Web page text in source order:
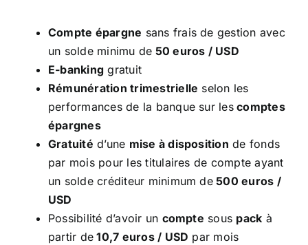
Compte épargne sans frais de gestion avec
un solde minimu de 50 euros / USD
E-banking gratuit
Rémunération trimestrielle selon les
performances de la banque sur lescomptes
épargnes
Gratuité d’une mise à disposition de fonds
par mois pour les titulaires de compte ayant
un solde créditeur minimum de500 euros /
USD
Possibilité d’avoir un compte sous pack à
partir de 10,7 euros / USD par mois